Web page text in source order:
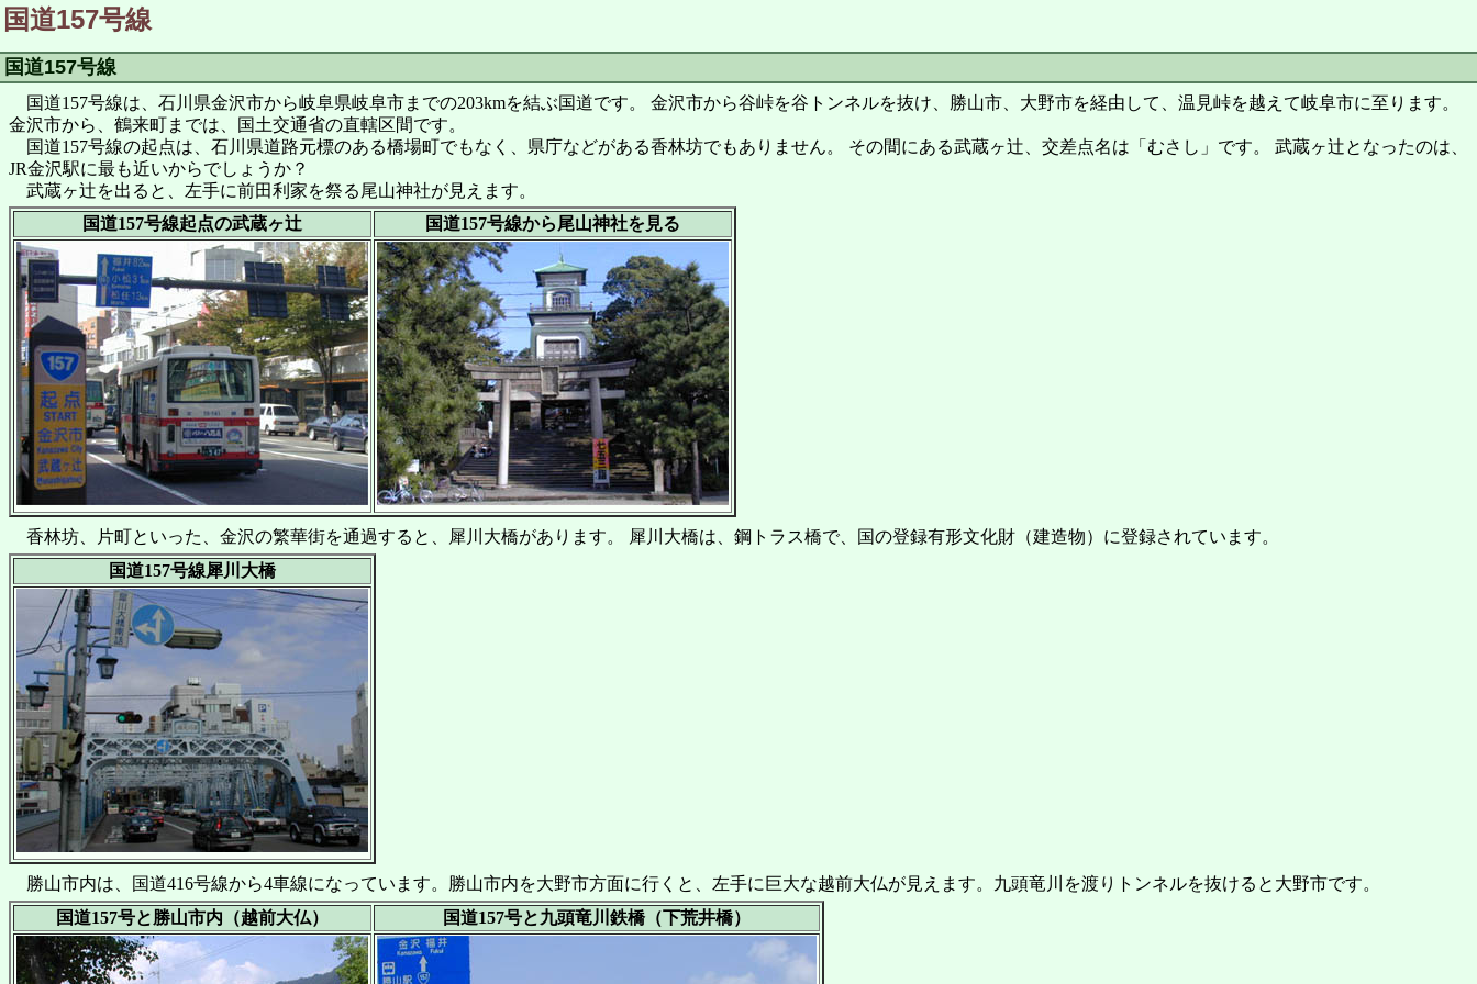
国道157号線
国道157号線
国道157号線は、石川県金沢市から岐阜県岐阜市までの203kmを結ぶ国道です。 金沢市から谷峠を谷トンネルを抜け、勝山市、大野市を経由して、温見峠を越えて岐阜市に至ります。
金沢市から、鶴来町までは、国土交通省の直轄区間です。
国道157号線の起点は、石川県道路元標のある橋場町でもなく、県庁などがある香林坊でもありません。 その間にある武蔵ヶ辻、交差点名は「むさし」です。 武蔵ヶ辻となったのは、
JR金沢駅に最も近いからでしょうか？
武蔵ヶ辻を出ると、左手に前田利家を祭る尾山神社が見えます。
国道157号線起点の武蔵ヶ辻
国道157号線から尾山神社を見る
香林坊、片町といった、金沢の繁華街を通過すると、犀川大橋があります。 犀川大橋は、鋼トラス橋で、国の登録有形文化財（建造物）に登録されています。
国道157号線犀川大橋
勝山市内は、国道416号線から4車線になっています。勝山市内を大野市方面に行くと、左手に巨大な越前大仏が見えます。九頭竜川を渡りトンネルを抜けると大野市です。
国道157号と勝山市内（越前大仏）
国道157号と九頭竜川鉄橋（下荒井橋）